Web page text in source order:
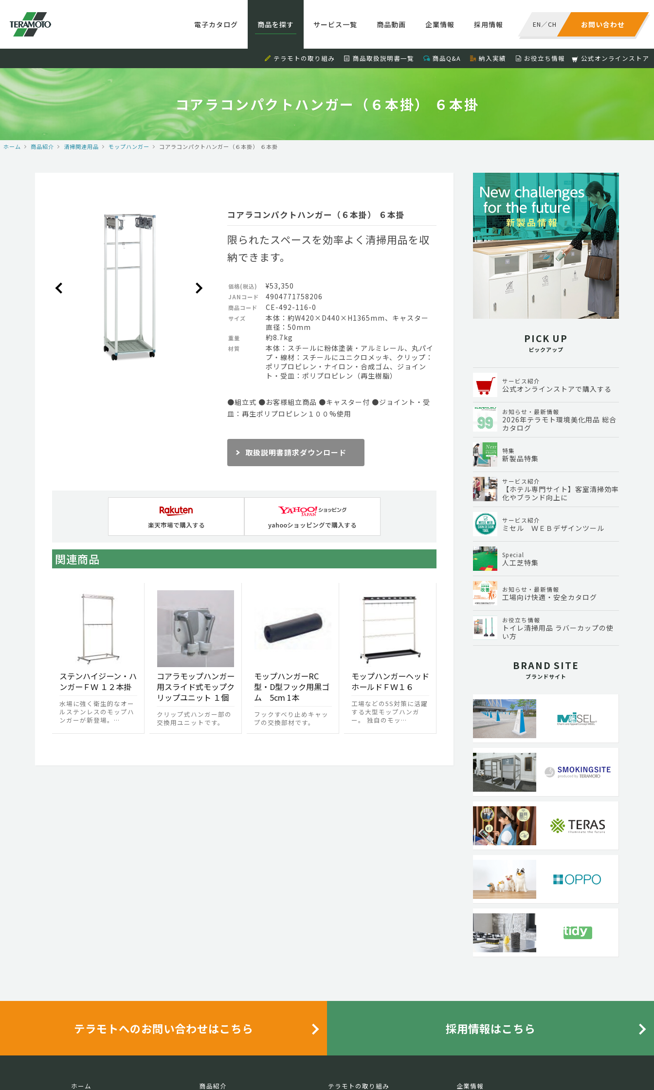
お問い合わせ
EN／CH
電子カタログ 商品を探す サービス一覧 商品動画 企業情報 採用情報
テラモトの取り組み 商品取扱説明書一覧 商品Q&A 納入実績 お役立ち情報 公式オンラインストア
コアラコンパクトハンガー（６本掛） ６本掛
ホーム 商品紹介 清掃関連用品 モップハンガー コアラコンパクトハンガー（６本掛） ６本掛
コアラコンパクトハンガー（６本掛） ６本掛
限られたスペースを効率よく清掃用品を収
納できます。
価格(税込) ¥53,350
JANコード 4904771758206
商品コード CE-492-116-0
サイズ
本体：約W420×D440×H1365mm、キャスター
直径：50mm
重量 約8.7kg
材質
本体：スチールに粉体塗装・アルミレール、丸パイ
プ・線材：スチールにユニクロメッキ、クリップ：
ポリプロピレン・ナイロン・合成ゴム、ジョイン
ト・受皿：ポリプロピレン（再生樹脂）
●組立式 ●お客様組立商品 ●キャスター付 ●ジョイント・受
皿：再生ポリプロピレン１００%使用
取扱説明書請求ダウンロード
楽天市場で購入する yahooショッピングで購入する
関連商品
ステンハイジーン・ハ
ンガーＦＷ １２本掛
水場に強く衛生的なオー
ルステンレスのモップハ
ンガーが新登場。…
コアラモップハンガー
用スライド式モップク
リップユニット １個
クリップ式ハンガー部の
交換用ユニットです。
モップハンガーRC
型・D型フック用黒ゴ
ム 5cm 1本
フックすべり止めキャッ
プの交換部材です。
モップハンガーヘッド
ホールドＦＷ１６
工場などの5S対策に活躍
する大型モップハンガ
ー。 独自のモッ…
PICK UP
ピックアップ
サービス紹介
公式オンラインストアで購入する
お知らせ・最新情報
2026年テラモト環境美化用品 総合
カタログ
特集
新製品特集
サービス紹介
【ホテル専門サイト】客室清掃効率
化やブランド向上に
サービス紹介
ミセル ＷＥＢデザインツール
Special
人工芝特集
お知らせ・最新情報
工場向け快適・安全カタログ
お役立ち情報
トイレ清掃用品 ラバーカップの使
い方
BRAND SITE
ブランドサイト
テラモトへのお問い合わせはこちら 採用情報はこちら
ホーム 商品紹介 テラモトの取り組み 企業情報